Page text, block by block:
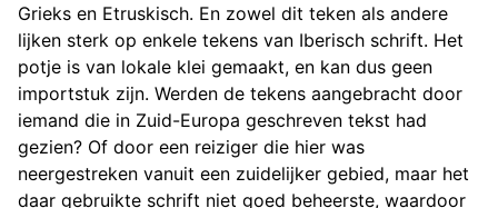
Grieks en Etruskisch. En zowel dit teken als andere
lijken sterk op enkele tekens van Iberisch schrift. Het
potje is van lokale klei gemaakt, en kan dus geen
importstuk zijn. Werden de tekens aangebracht door
iemand die in Zuid-Europa geschreven tekst had
gezien? Of door een reiziger die hier was
neergestreken vanuit een zuidelijker gebied, maar het
daar gebruikte schrift niet goed beheerste, waardoor